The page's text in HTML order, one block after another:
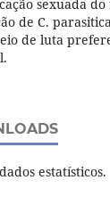
sexuada
de C.
de luta
estatísticos.